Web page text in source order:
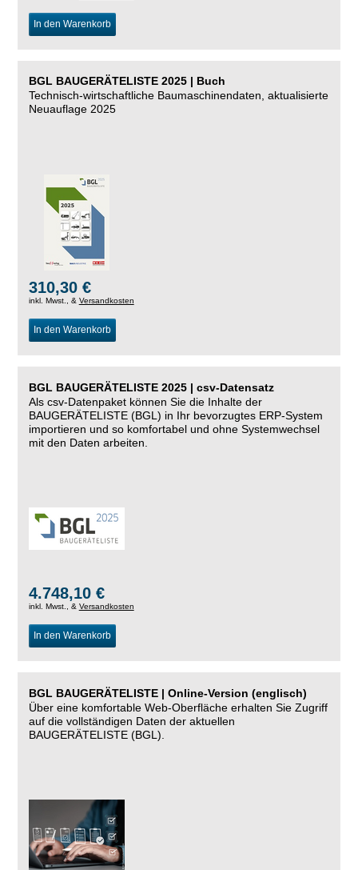
In den Warenkorb
BGL BAUGERÄTELISTE 2025 | Buch
Technisch-wirtschaftliche Baumaschinendaten, aktualisierte
Neuauflage 2025
310,30 €
inkl. Mwst., & Versandkosten
In den Warenkorb
BGL BAUGERÄTELISTE 2025 | csv-Datensatz
Als csv-Datenpaket können Sie die Inhalte der
BAUGERÄTELISTE (BGL) in Ihr bevorzugtes ERP-System
importieren und so komfortabel und ohne Systemwechsel
mit den Daten arbeiten.
4.748,10 €
inkl. Mwst., & Versandkosten
In den Warenkorb
BGL BAUGERÄTELISTE | Online-Version (englisch)
Über eine komfortable Web-Oberfläche erhalten Sie Zugriff
auf die vollständigen Daten der aktuellen
BAUGERÄTELISTE (BGL).